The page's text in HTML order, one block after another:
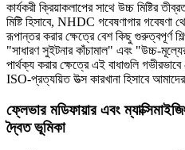
কার্যকরী ক্রিয়াকলাপের সাথে উচ্চ মিষ্টির
মিষ্টি হিসাবে, NHDC গবেষণাগার গবেষণা
রূপান্তর করার ক্ষেত্রে বেশ কিছু গুরুত্বপূর্ণ
"সাধারণ সুইটনার কাঁচামাল" এবং "উচ্চ-
পার্থক্য করার ক্ষেত্রে এই বাধাগুলি
ISO-প্রত্যয়িত উত্স কারখানা হিসাবে
ফ্লেভার মডিফায়ার এবং
দ্বৈত ভূমিকা